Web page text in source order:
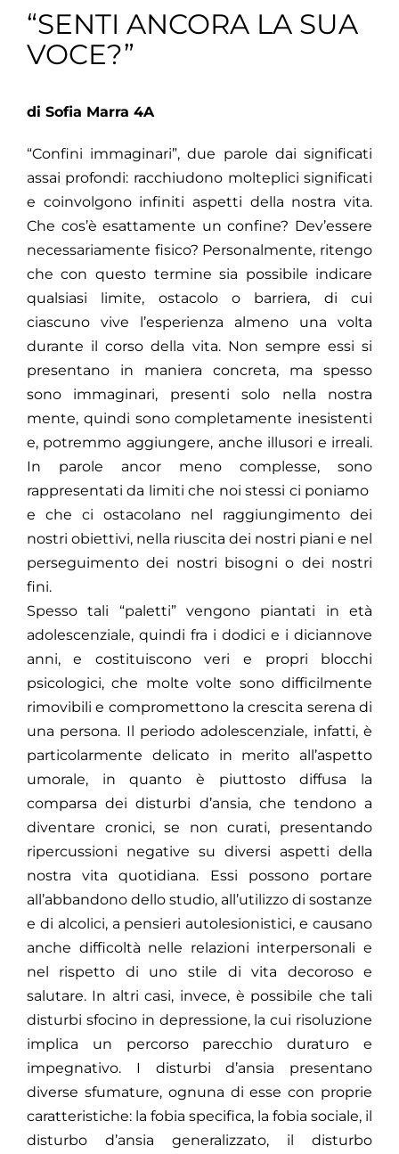
“SENTI ANCORA LA SUA
VOCE?”
di Sofia Marra 4A
“Confini immaginari”, due parole dai significati
assai profondi: racchiudono molteplici significati
e coinvolgono infiniti aspetti della nostra vita.
Che cos’è esattamente un confine? Dev’essere
necessariamente fisico? Personalmente, ritengo
che con questo termine sia possibile indicare
qualsiasi limite, ostacolo o barriera, di cui
ciascuno vive l’esperienza almeno una volta
durante il corso della vita. Non sempre essi si
presentano in maniera concreta, ma spesso
sono immaginari, presenti solo nella nostra
mente, quindi sono completamente inesistenti
e, potremmo aggiungere, anche illusori e irreali.
In parole ancor meno complesse, sono
rappresentati da limiti che noi stessi ci poniamo
e che ci ostacolano nel raggiungimento dei
nostri obiettivi, nella riuscita dei nostri piani e nel
perseguimento dei nostri bisogni o dei nostri
fini.
Spesso tali “paletti” vengono piantati in età
adolescenziale, quindi fra i dodici e i diciannove
anni, e costituiscono veri e propri blocchi
psicologici, che molte volte sono difficilmente
rimovibili e compromettono la crescita serena di
una persona. Il periodo adolescenziale, infatti, è
particolarmente delicato in merito all’aspetto
umorale, in quanto è piuttosto diffusa la
comparsa dei disturbi d’ansia, che tendono a
diventare cronici, se non curati, presentando
ripercussioni negative su diversi aspetti della
nostra vita quotidiana. Essi possono portare
all’abbandono dello studio, all’utilizzo di sostanze
e di alcolici, a pensieri autolesionistici, e causano
anche difficoltà nelle relazioni interpersonali e
nel rispetto di uno stile di vita decoroso e
salutare. In altri casi, invece, è possibile che tali
disturbi sfocino in depressione, la cui risoluzione
implica un percorso parecchio duraturo e
impegnativo. I disturbi d’ansia presentano
diverse sfumature, ognuna di esse con proprie
caratteristiche: la fobia specifica, la fobia sociale, il
disturbo d’ansia generalizzato, il disturbo